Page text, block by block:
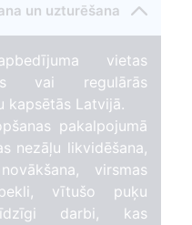
un uzturēšana
vietas
vai regulārās
kapsētās Latvijā.
pakalpojumā
nezāļu likvidēšana,
virsmas
vītušo puķu
darbi, kas